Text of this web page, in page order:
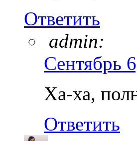
Ответить
admin:
Сентябрь
Ха-ха,
Ответить